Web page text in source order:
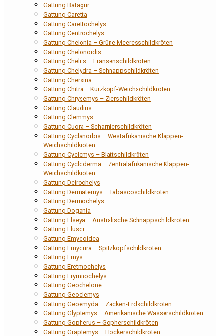
Gattung Batagur
Gattung Caretta
Gattung Carettochelys
Gattung Centrochelys
Gattung Chelonia – Grüne Meeresschildkröten
Gattung Chelonoidis
Gattung Chelus – Fransenschildkröten
Gattung Chelydra – Schnappschildkröten
Gattung Chersina
Gattung Chitra – Kurzkopf-Weichschildkröten
Gattung Chrysemys – Zierschildkröten
Gattung Claudius
Gattung Clemmys
Gattung Cuora – Scharnierschildkröten
Gattung Cyclanorbis – Westafrikanische Klappen-
Weichschildkröten
Gattung Cyclemys – Blattschildkröten
Gattung Cycloderma – Zentralafrikanische Klappen-
Weichschildkröten
Gattung Deirochelys
Gattung Dermatemys – Tabascoschildkröten
Gattung Dermochelys
Gattung Dogania
Gattung Elseya – Australische Schnappschildkröten
Gattung Elusor
Gattung Emydoidea
Gattung Emydura – Spitzkopfschildkröten
Gattung Emys
Gattung Eretmochelys
Gattung Erymnochelys
Gattung Geochelone
Gattung Geoclemys
Gattung Geoemyda – Zacken-Erdschildkröten
Gattung Glyptemys – Amerikanische Wasserschildkröten
Gattung Gopherus – Gopherschildkröten
Gattung Graptemys – Höckerschildkröten